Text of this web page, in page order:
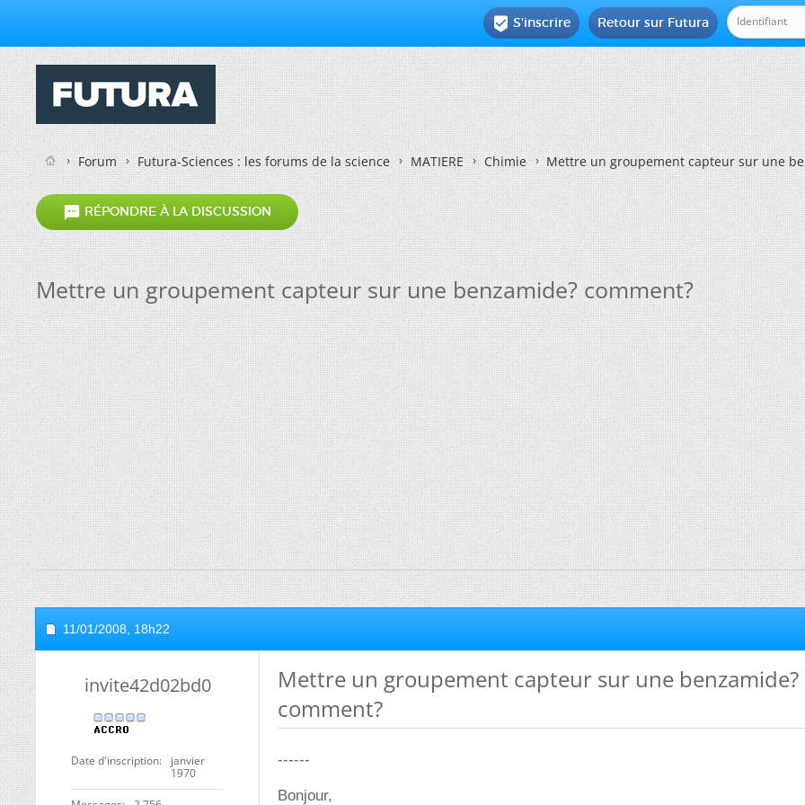
Retour sur Futura
 S'inscrire
Forum Futura-Sciences : les forums de la science MATIERE Chimie Mettre un groupement capteur sur une
 RÉPONDRE À LA DISCUSSION
Mettre un groupement capteur sur une benzamide? comment?
11/01/2008, 18h22
invite42d02bd0
Date d'inscription
janvier
1970
Mettre un groupement capteur sur une benzamide?
comment?
------
Bonjour,